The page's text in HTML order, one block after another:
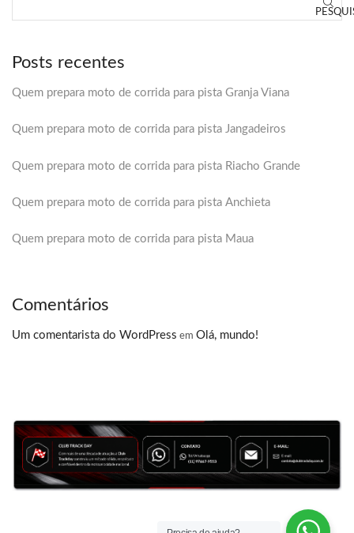
Posts recentes
Quem prepara moto de corrida para pista Granja Viana
Quem prepara moto de corrida para pista Jangadeiros
Quem prepara moto de corrida para pista Riacho Grande
Quem prepara moto de corrida para pista Anchieta
Quem prepara moto de corrida para pista Maua
Comentários
Um comentarista do WordPress em Olá, mundo!